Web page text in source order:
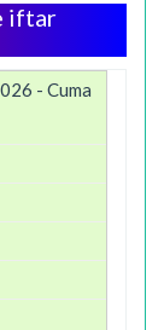
iftar
- Cuma